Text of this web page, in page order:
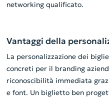
networking qualificato.
Vantaggi della
La personalizzazione dei
concreti per il branding
riconoscibilità immediata
e font. Un biglietto ben